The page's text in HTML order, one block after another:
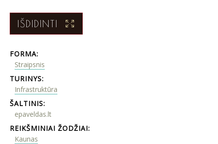
IŠDIDINTI
FORMA:
Straipsnis
TURINYS:
Infrastruktūra
ŠALTINIS:
epaveldas.lt
REIKŠMINIAI ŽODŽIAI:
Kaunas